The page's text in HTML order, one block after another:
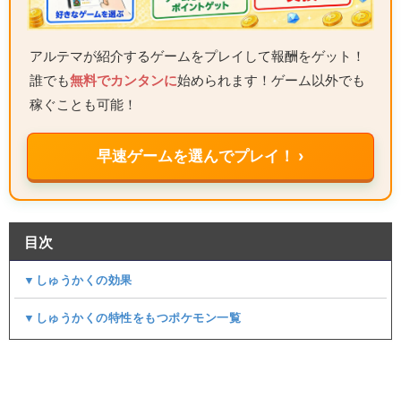
アルテマが紹介するゲームをプレイして報酬をゲット！
誰でも無料でカンタンに始められます！ゲーム以外でも
稼ぐことも可能！
早速ゲームを選んでプレイ！ ›
目次
▼しゅうかくの効果
▼しゅうかくの特性をもつポケモン一覧